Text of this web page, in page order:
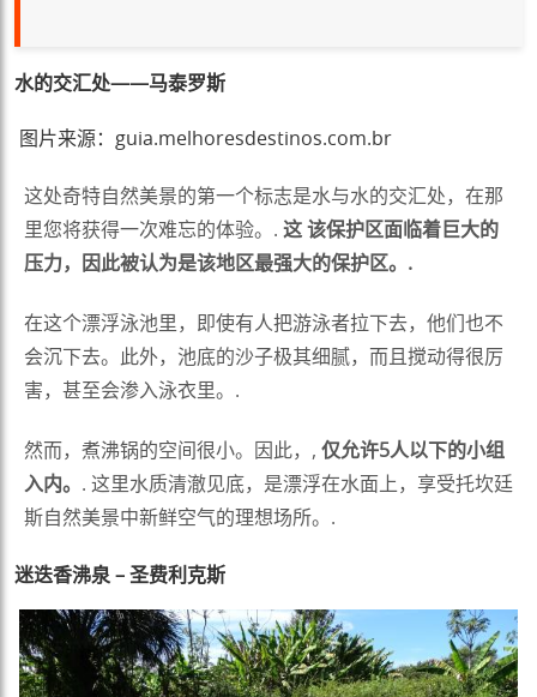
水的交汇处——马泰罗斯
图片来源：guia.melhoresdestinos.com.br
这处奇特自然美景的第一个标志是水与水的交汇处，在那
里您将获得一次难忘的体验。. 这 该保护区面临着巨大的
压力，因此被认为是该地区最强大的保护区。.
在这个漂浮泳池里，即使有人把游泳者拉下去，他们也不
会沉下去。此外，池底的沙子极其细腻，而且搅动得很厉
害，甚至会渗入泳衣里。.
然而，煮沸锅的空间很小。因此，, 仅允许5人以下的小组
入内。 . 这里水质清澈见底，是漂浮在水面上，享受托坎廷
斯自然美景中新鲜空气的理想场所。.
迷迭香沸泉 – 圣费利克斯